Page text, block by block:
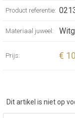
Product referentie:
Materiaal juweel:
Prijs: €
Dit artikel is niet op